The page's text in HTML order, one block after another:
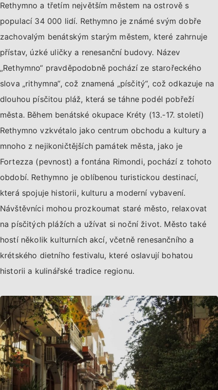
Rethymno a třetím největším městem na ostrově s
populací 34 000 lidí. Rethymno je známé svým dobře
zachovalým benátským starým městem, které zahrnuje
přístav, úzké uličky a renesanční budovy. Název
„Rethymno“ pravděpodobně pochází ze starořeckého
slova „rithymna“, což znamená „písčitý“, což odkazuje na
dlouhou písčitou pláž, která se táhne podél pobřeží
města. Během benátské okupace Kréty (13.-17. století)
Rethymno vzkvétalo jako centrum obchodu a kultury a
mnoho z nejikoničtějších památek města, jako je
Fortezza (pevnost) a fontána Rimondi, pochází z tohoto
období. Rethymno je oblíbenou turistickou destinací,
která spojuje historii, kulturu a moderní vybavení.
Návštěvníci mohou prozkoumat staré město, relaxovat
na písčitých plážích a užívat si noční život. Město také
hostí několik kulturních akcí, včetně renesančního a
krétského dietního festivalu, které oslavují bohatou
historii a kulinářské tradice regionu.